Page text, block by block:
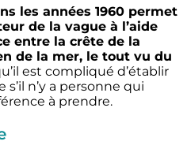
les années 1960 permet
de la vague à l’aide
entre la crête de la
de la mer, le tout vu du
est compliqué d’établir
n’y a personne qui
à prendre.